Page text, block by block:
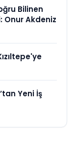
Bilinen
Onur Akdeniz
Yeni İş